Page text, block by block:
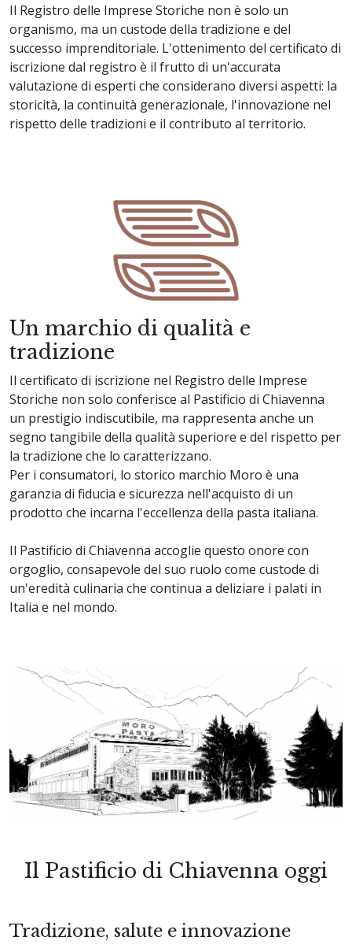
Il Registro delle Imprese Storiche non è solo un
organismo, ma un custode della tradizione e del
successo imprenditoriale. L'ottenimento del certificato di
iscrizione dal registro è il frutto di un'accurata
valutazione di esperti che considerano diversi aspetti: la
storicità, la continuità generazionale, l'innovazione nel
rispetto delle tradizioni e il contributo al territorio.
Un marchio di qualità e
tradizione
Il certificato di iscrizione nel Registro delle Imprese
Storiche non solo conferisce al Pastificio di Chiavenna
un prestigio indiscutibile, ma rappresenta anche un
segno tangibile della qualità superiore e del rispetto per
la tradizione che lo caratterizzano.
Per i consumatori, lo storico marchio Moro è una
garanzia di fiducia e sicurezza nell'acquisto di un
prodotto che incarna l'eccellenza della pasta italiana.
Il Pastificio di Chiavenna accoglie questo onore con
orgoglio, consapevole del suo ruolo come custode di
un'eredità culinaria che continua a deliziare i palati in
Italia e nel mondo.
Il Pastificio di Chiavenna oggi
Tradizione, salute e innovazione